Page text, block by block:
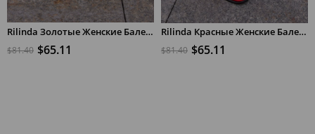
Rilinda Золотые Женские Балетки из Натуральной Кожи
$65.11
$81.40
Rilinda Красные Женские Балетки из Натуральной Кожи
$65.11
$81.40